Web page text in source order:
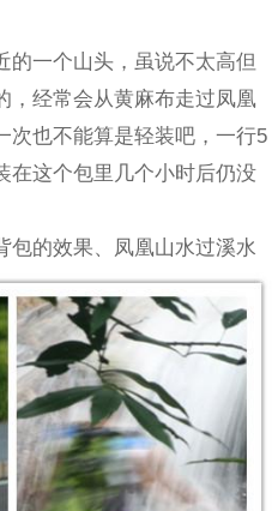
的一个山头，虽说不太高但
，经常会从黄麻布走过凤凰
次也不能算是轻装吧，一行5
在这个包里几个小时后仍没
包的效果、凤凰山水过溪水